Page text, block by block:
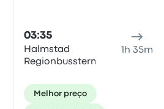
03:35
Halmstad
Regionbussterm
1h 35m
Melhor preço